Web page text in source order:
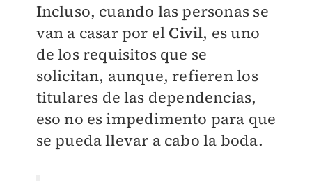
Incluso, cuando las personas se
van a casar por el Civil, es uno
de los requisitos que se
solicitan, aunque, refieren los
titulares de las dependencias,
eso no es impedimento para que
se pueda llevar a cabo la boda.